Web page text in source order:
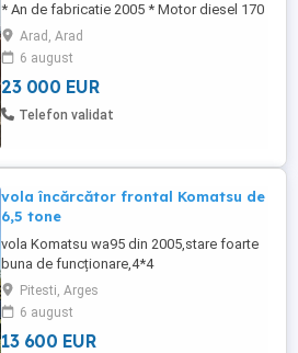
* An de fabricatie 2005 * Motor diesel 170
de cai putere * Greutate 24500 kg * Cale
de rulare buna * Stare foarte buna de
functionare * Serie sasiu
KMTPC113C55K40651 Pret 23000 euro
Arad, Arad
6 august
23 000 EUR
Telefon validat
vola încărcător frontal Komatsu de
6,5 tone
vola Komatsu wa95 din 2005,stare foarte
buna de funcționare,4*4
Pitesti, Arges
6 august
13 600 EUR